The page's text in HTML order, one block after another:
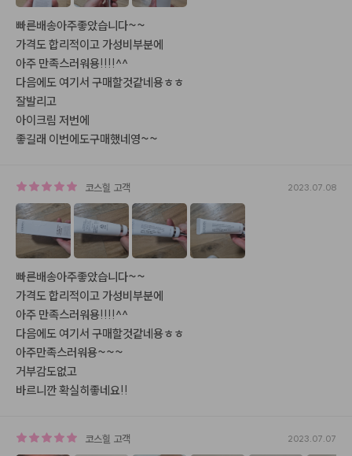
빠른배송아주좋았습니다~~
가격도 합리적이고 가성비부분에
아주 만족스러워용!!!!^^
다음에도 여기서 구매할것같네용ㅎㅎ
잘발리고
아이크림 저번에
좋길래 이번에도구매했네영~~
코스힐 고객 2023.07.08
빠른배송아주좋았습니다~~
가격도 합리적이고 가성비부분에
아주 만족스러워용!!!!^^
다음에도 여기서 구매할것같네용ㅎㅎ
아주만족스러워용~~~
거부감도없고
바르니깐 확실히좋네요!!
코스힐 고객 2023.07.07